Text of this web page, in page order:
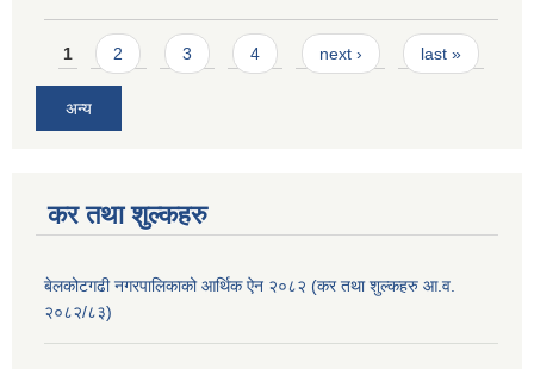
Pages
1 2 3 4 next › last »
अन्य
कर तथा शुल्कहरु
बेलकोटगढी नगरपालिकाको आर्थिक ऐन २०८२ (कर तथा शुल्कहरु आ.व.
२०८२/८३)